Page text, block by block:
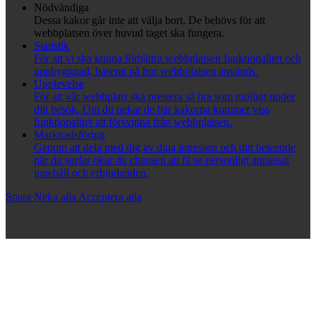
Nödvändiga
Dessa kakor går inte att välja bort. De behövs för att
webbplatsen över huvud taget ska fungera.
Statistik
För att vi ska kunna förbättra webbplatsen funktionalitet och
uppbyggnad, baserat på hur webbplatsen används.
Upplevelse
För att vår webbplats ska prestera så bra som möjligt under
ditt besök. Om du nekar de här kakorna kommer viss
funktionalitet att försvinna från webbplatsen.
Marknadsföring
Genom att dela med dig av dina intressen och ditt beteende
när du surfar ökar du chansen att få se personligt anpassat
innehåll och erbjudanden.
Spara Neka alla Acceptera alla